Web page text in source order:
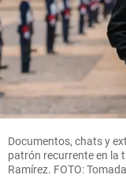
Documentos, chats y
patrón recurrente en la
Ramírez. FOTO: